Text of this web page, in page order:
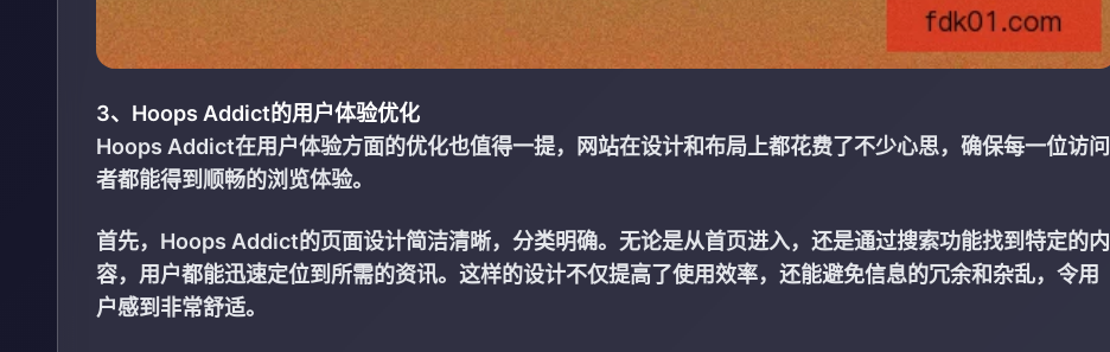
3、Hoops Addict的用户体验优化
Hoops Addict在用户体验方面的优化也值得一提，网站在设计和布局上都花费了不少心思，确保每一位访问
者都能得到顺畅的浏览体验。
首先，Hoops Addict的页面设计简洁清晰，分类明确。无论是从首页进入，还是通过搜索功能找到特定的内
容，用户都能迅速定位到所需的资讯。这样的设计不仅提高了使用效率，还能避免信息的冗余和杂乱，令用
户感到非常舒适。